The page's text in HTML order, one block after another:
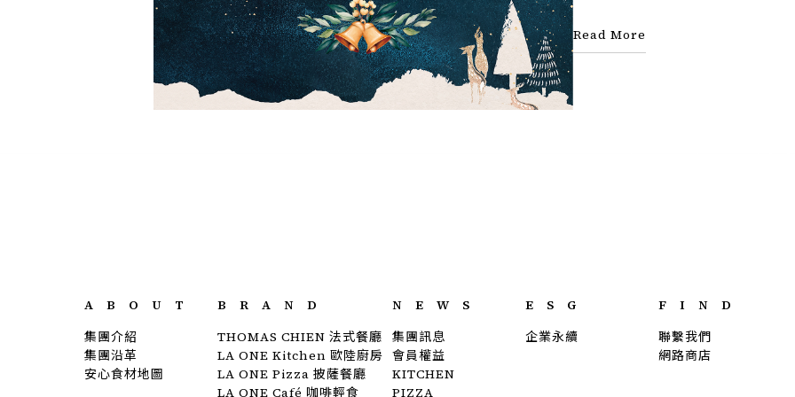
Read More
ABOUT
集團介紹
集團沿革
安心食材地圖
BRAND
THOMAS CHIEN 法式餐廳
LA ONE Kitchen 歐陸廚房
LA ONE Pizza 披薩餐廳
LA ONE Café 咖啡輕食
NEWS
集團訊息
會員權益
KITCHEN
PIZZA
ESG
企業永續
FIND
聯繫我們
網路商店